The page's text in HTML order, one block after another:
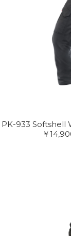
PK-933 Softshell
￥